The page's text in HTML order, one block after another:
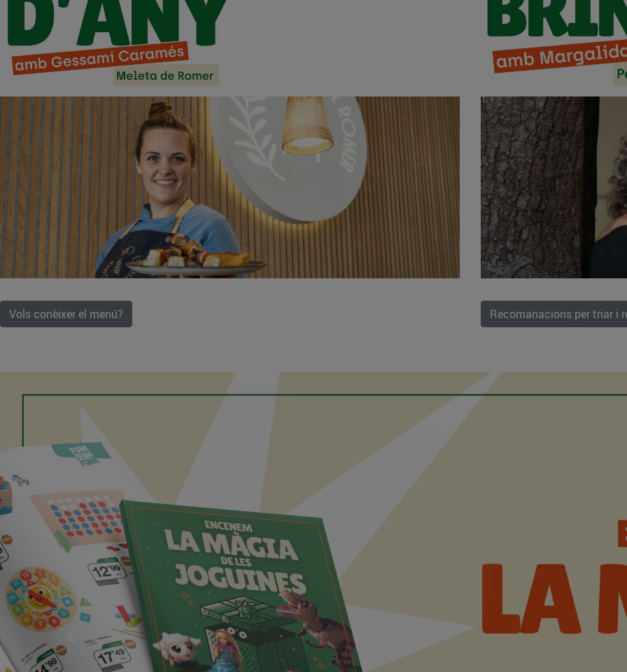
Vols conèixer el menú? Recomanacions per triar i
Previous